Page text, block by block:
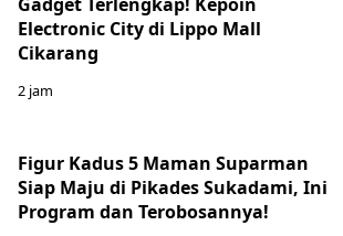
Electronic City di Lippo Mall
Cikarang
2 jam
Figur Kadus 5 Maman Suparman
Siap Maju di Pikades Sukadami, Ini
Program dan Terobosannya!